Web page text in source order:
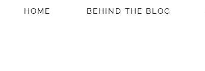
HOME BEHIND THE BLOG